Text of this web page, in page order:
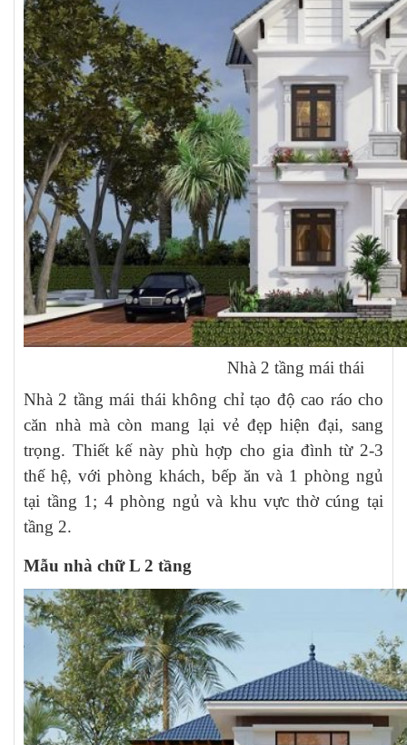
Nhà 2 tầng mái thái
Nhà 2 tầng mái thái không chỉ tạo độ cao ráo cho
căn nhà mà còn mang lại vẻ đẹp hiện đại, sang
trọng. Thiết kế này phù hợp cho gia đình từ 2-3
thế hệ, với phòng khách, bếp ăn và 1 phòng ngủ
tại tầng 1; 4 phòng ngủ và khu vực thờ cúng tại
tầng 2.
Mẫu nhà chữ L 2 tầng